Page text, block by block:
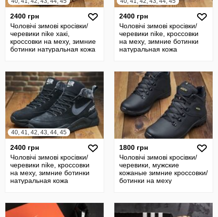
2400 грн
Чоловічі зимові кросівки/
черевики nike хакі,
кроссовки на меху, зимние
ботинки натуральная кожа
2400 грн
Чоловічі зимові кросівки/
черевики nike, кроссовки
на меху, зимние ботинки
натуральная кожа
40, 41, 42, 43, 44, 45
2400 грн
Чоловічі зимові кросівки/
черевики nike, кроссовки
на меху, зимние ботинки
натуральная кожа
1800 грн
Чоловічі зимові кросівки/
черевики, мужские
кожаные зимние кроссовки/
ботинки на меху